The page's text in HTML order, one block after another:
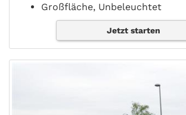
Großfläche, Unbeleuchtet
Jetzt starten